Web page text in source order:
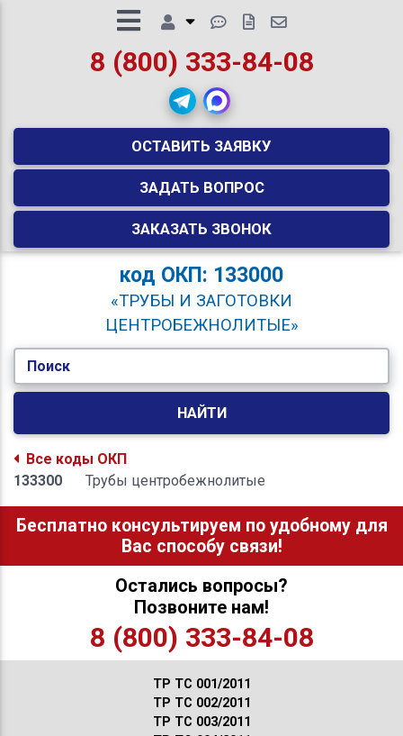
8 (800) 333-84-08
ОСТАВИТЬ ЗАЯВКУ
ЗАДАТЬ ВОПРОС
ЗАКАЗАТЬ ЗВОНОК
код ОКП: 133000
«ТРУБЫ И ЗАГОТОВКИ
ЦЕНТРОБЕЖНОЛИТЫЕ»
Поиск
НАЙТИ
Все коды ОКП
133300
Трубы центробежнолитые
Бесплатно консультируем по удобному для
Вас способу связи!
Остались вопросы?
Позвоните нам!
8 (800) 333-84-08
ТР ТС 001/2011
ТР ТС 002/2011
ТР ТС 003/2011